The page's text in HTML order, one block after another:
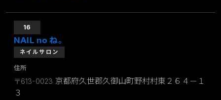
16
NAIL no ね。
ネイルサロン
住所
〒613-0023 京都府久世郡久御山町野村村東２６４－１
３